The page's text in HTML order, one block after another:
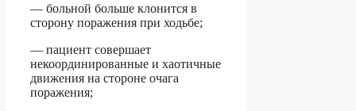
— больной больше клонится в
сторону поражения при ходьбе;
— пациент совершает
некоординированные и хаотичные
движения на стороне очага
поражения;